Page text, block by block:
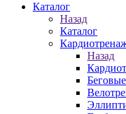
Каталог
Назад
Каталог
Назад